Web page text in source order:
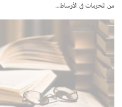
من المحرّمات في الأوساط…